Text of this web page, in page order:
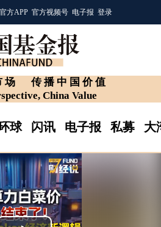
官方APP 官方视频号 电子报 登录
场
传播中国价值
China Value
球 闪讯 电子报 私募 大